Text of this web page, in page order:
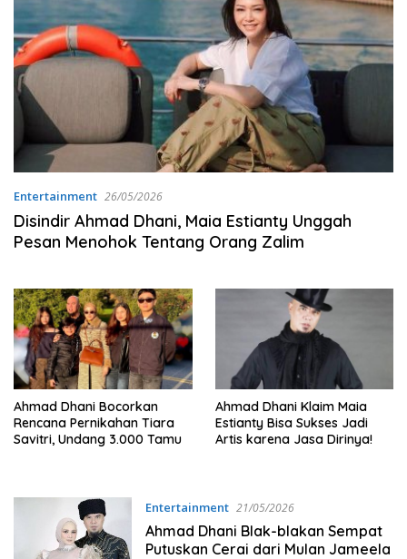
Entertainment 26/05/2026
Disindir Ahmad Dhani, Maia Estianty Unggah
Pesan Menohok Tentang Orang Zalim
Ahmad Dhani Bocorkan
Rencana Pernikahan Tiara
Savitri, Undang 3.000 Tamu
Ahmad Dhani Klaim Maia
Estianty Bisa Sukses Jadi
Artis karena Jasa Dirinya!
Entertainment 21/05/2026
Ahmad Dhani Blak-blakan Sempat
Putuskan Cerai dari Mulan Jameela